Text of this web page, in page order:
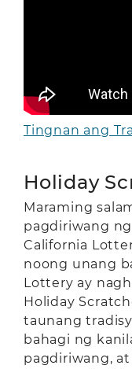
Tingnan ang
Holiday
Maraming
pagdiriwang
California
noong unang
Lottery ay
Holiday
taunang
bahagi ng
pagdiriwang,